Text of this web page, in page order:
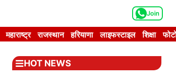
Join
महाराष्ट्र राजस्थान हरियाणा लाइफस्टाइल शिक्षा
HOT NEWS